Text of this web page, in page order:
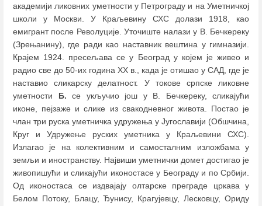
академији ликовних уметности у Петрограду и на Уметничкој
школи у Москви. У Краљевину СХС долази 1918, као
емигрант после Револуције. Уточиште налази у В. Бечкереку
(Зрењанину), где ради као наставник вештина у гимназији.
Крајем 1924. пресељава се у Београд у којем је живео и
радио све до 50-их година XX в., када је отишао у САД, где је
наставио сликарску делатност. У токове српске ликовне
уметности Б. се укључио још у В. Бечкереку, сликајући
иконе, пејзаже и слике из свакодневног живота. Постао је
члан три руска уметничка удружења у Југославији (Обшчина,
Круг и Удружење руских уметника у Краљевини СХС).
Излагао је на колективним и самосталним изложбама у
земљи и иностранству. Највиши уметнички домет достигао је
живопишући и сликајући иконостасе у Београду и по Србији.
Од иконостаса се издвајају олтарске преграде цркава у
Белом Потоку, Блацу, Ђунису, Крагујевцу, Лесковцу, Ориду